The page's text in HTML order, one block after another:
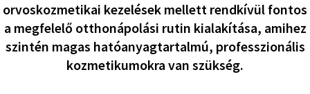
orvoskozmetikai kezelések mellett rendkívül fontos
a megfelelő otthonápolási rutin kialakítása, amihez
szintén magas hatóanyagtartalmú, professzionális
kozmetikumokra van szükség.